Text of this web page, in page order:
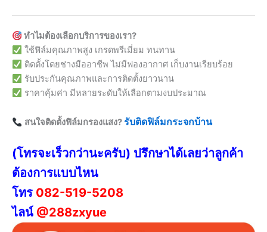
ทำไมต้องเลือกบริการของเรา?
ใช้ฟิล์มคุณภาพสูง เกรดพรีเมี่ยม ทนทาน
ติดตั้งโดยช่างมืออาชีพ ไม่มีฟองอากาศ เก็บงานเรียบร้อย
รับประกันคุณภาพและการติดตั้งยาวนาน
ราคาคุ้มค่า มีหลายระดับให้เลือกตามงบประมาณ
สนใจติดตั้งฟิล์มกรองแสง?รับติดฟิล์มกระจกบ้าน
(โทรจะเร็วกว่านะครับ) ปรึกษาได้เลยว่าลูกค้า
ต้องการแบบไหน
โทร 082-519-5208
ไลน์ @288zxyue